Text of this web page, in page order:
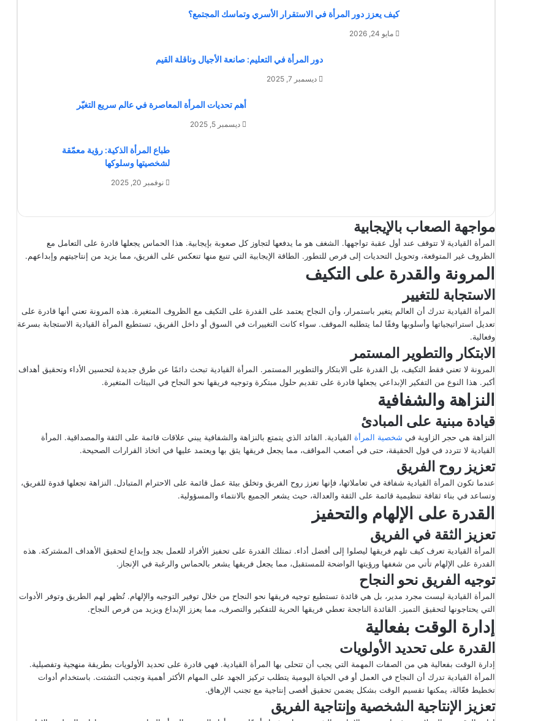
كيف يعزز دور المرأة في الاستقرار الأسري وتماسك المجتمع؟
مايو 24, 2026
دور المرأة في التعليم: صانعة الأجيال وناقلة القيم
ديسمبر 7, 2025
أهم تحديات المرأة المعاصرة في عالم سريع التغيّر
ديسمبر 5, 2025
طباع المرأة الذكية: رؤية معمّقة
لشخصيتها وسلوكها
نوفمبر 20, 2025
مواجهة الصعاب بالإيجابية
المرأة القيادية لا تتوقف عند أول عقبة تواجهها. الشغف هو ما يدفعها لتجاوز كل صعوبة بإيجابية. هذا الحماس يجعلها قادرة على التعامل مع
الظروف غير المتوقعة، وتحويل التحديات إلى فرص للتطور. الطاقة الإيجابية التي تنبع منها تنعكس على الفريق، مما يزيد من إنتاجيتهم وإبداعهم.
المرونة والقدرة على التكيف
الاستجابة للتغيير
المرأة القيادية تدرك أن العالم يتغير باستمرار، وأن النجاح يعتمد على القدرة على التكيف مع الظروف المتغيرة. هذه المرونة تعني أنها قادرة على
تعديل استراتيجياتها وأسلوبها وفقًا لما يتطلبه الموقف. سواء كانت التغييرات في السوق أو داخل الفريق، تستطيع المرأة القيادية الاستجابة بسرعة
وفعالية.
الابتكار والتطوير المستمر
المرونة لا تعني فقط التكيف، بل القدرة على الابتكار والتطوير المستمر. المرأة القيادية تبحث دائمًا عن طرق جديدة لتحسين الأداء وتحقيق أهداف
أكبر. هذا النوع من التفكير الإبداعي يجعلها قادرة على تقديم حلول مبتكرة وتوجيه فريقها نحو النجاح في البيئات المتغيرة.
النزاهة والشفافية
قيادة مبنية على المبادئ
النزاهة هي حجر الزاوية في شخصية المرأة القيادية. القائد الذي يتمتع بالنزاهة والشفافية يبني علاقات قائمة على الثقة والمصداقية. المرأة
القيادية لا تتردد في قول الحقيقة، حتى في أصعب المواقف، مما يجعل فريقها يثق بها ويعتمد عليها في اتخاذ القرارات الصحيحة.
تعزيز روح الفريق
عندما تكون المرأة القيادية شفافة في تعاملاتها، فإنها تعزز روح الفريق وتخلق بيئة عمل قائمة على الاحترام المتبادل. النزاهة تجعلها قدوة للفريق،
وتساعد في بناء ثقافة تنظيمية قائمة على الثقة والعدالة، حيث يشعر الجميع بالانتماء والمسؤولية.
القدرة على الإلهام والتحفيز
تعزيز الثقة في الفريق
المرأة القيادية تعرف كيف تلهم فريقها ليصلوا إلى أفضل أداء. تمتلك القدرة على تحفيز الأفراد للعمل بجد وإبداع لتحقيق الأهداف المشتركة. هذه
القدرة على الإلهام تأتي من شغفها ورؤيتها الواضحة للمستقبل، مما يجعل فريقها يشعر بالحماس والرغبة في الإنجاز.
توجيه الفريق نحو النجاح
المرأة القيادية ليست مجرد مدير، بل هي قائدة تستطيع توجيه فريقها نحو النجاح من خلال توفير التوجيه والإلهام. تُظهر لهم الطريق وتوفر الأدوات
التي يحتاجونها لتحقيق التميز. القائدة الناجحة تعطي فريقها الحرية للتفكير والتصرف، مما يعزز الإبداع ويزيد من فرص النجاح.
إدارة الوقت بفعالية
القدرة على تحديد الأولويات
إدارة الوقت بفعالية هي من الصفات المهمة التي يجب أن تتحلى بها المرأة القيادية. فهي قادرة على تحديد الأولويات بطريقة منهجية وتفصيلية.
المرأة القيادية تدرك أن النجاح في العمل أو في الحياة اليومية يتطلب تركيز الجهد على المهام الأكثر أهمية وتجنب التشتت. باستخدام أدوات
تخطيط فعّالة، يمكنها تقسيم الوقت بشكل يضمن تحقيق أقصى إنتاجية مع تجنب الإرهاق.
تعزيز الإنتاجية الشخصية وإنتاجية الفريق